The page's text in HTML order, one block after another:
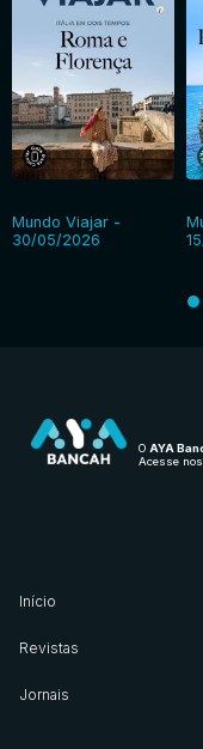
Mundo Viajar -
30/05/2026
O AYA
Acesse
Início
Revistas
Jornais